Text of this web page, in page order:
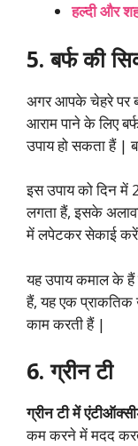
हल्दी और
5. बर्फ की
अगर आपके चेहरे पर
आराम पाने के लिए
उपाय हो सकता हैं |
इस उपाय को दिन में
लगता हैं, इसके
में लपेटकर सेकाई
यह उपाय कमाल के हैं
हैं, यह एक प्राकतिक
काम करती हैं |
6. ग्रीन टी
ग्रीन टी में
कम करने में मदद